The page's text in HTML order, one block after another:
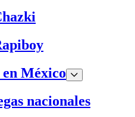
México
nacionales